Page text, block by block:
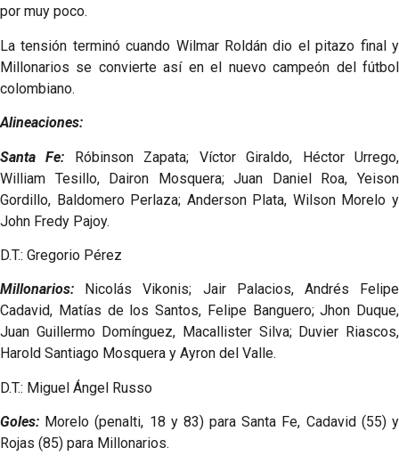
por muy poco.
La tensión terminó cuando Wilmar Roldán dio el pitazo final y
Millonarios se convierte así en el nuevo campeón del fútbol
colombiano.
Alineaciones:
Santa Fe: Róbinson Zapata; Víctor Giraldo, Héctor Urrego,
William Tesillo, Dairon Mosquera; Juan Daniel Roa, Yeison
Gordillo, Baldomero Perlaza; Anderson Plata, Wilson Morelo y
John Fredy Pajoy.
D.T.: Gregorio Pérez
Millonarios: Nicolás Vikonis; Jair Palacios, Andrés Felipe
Cadavid, Matías de los Santos, Felipe Banguero; Jhon Duque,
Juan Guillermo Domínguez, Macallister Silva; Duvier Riascos,
Harold Santiago Mosquera y Ayron del Valle.
D.T.: Miguel Ángel Russo
Goles: Morelo (penalti, 18 y 83) para Santa Fe, Cadavid (55) y
Rojas (85) para Millonarios.